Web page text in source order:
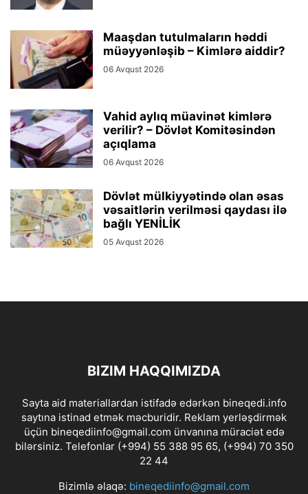
Maaşdan tutulmaların həddi
müəyyənləşib – Kimlərə aiddir?
06 Avqust 2026
Vahid aylıq müavinət kimlərə
verilir? – Dövlət Komitəsindən
açıqlama
06 Avqust 2026
Dövlət mülkiyyətində olan əsas
vəsaitlərin verilməsi qaydası ilə
bağlı YENİLİK
05 Avqust 2026
BIZIM HAQQIMIZDA
Sayta aid materiallardan istifadə edərkən bineqedi.info
saytına istinad etmək məcburidir. Reklam yerləşdirmək
üçün bineqediinfo@gmail.com ünvanına müraciət edə
bilərsiniz. Telefonlar (+994) 55 388 95 65, (+994) 70 350
22 44
Bizimlə əlaqə: bineqediinfo@gmail.com